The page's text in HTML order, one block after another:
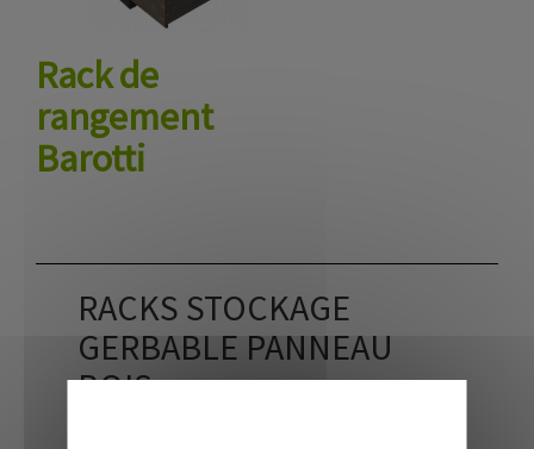
Rack de
rangement
Barotti
RACKS STOCKAGE
GERBABLE PANNEAU
BOIS